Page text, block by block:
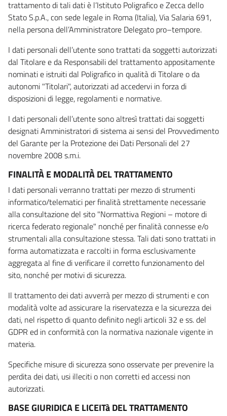
trattamento di tali dati è l’Istituto Poligrafico e Zecca dello
Stato S.p.A., con sede legale in Roma (Italia), Via Salaria 691,
nella persona dell’Amministratore Delegato pro–tempore.
I dati personali dell’utente sono trattati da soggetti autorizzati
dal Titolare e da Responsabili del trattamento appositamente
nominati e istruiti dal Poligrafico in qualità di Titolare o da
autonomi "Titolari", autorizzati ad accedervi in forza di
disposizioni di legge, regolamenti e normative.
I dati personali dell’utente sono altresì trattati dai soggetti
designati Amministratori di sistema ai sensi del Provvedimento
del Garante per la Protezione dei Dati Personali del 27
novembre 2008 s.m.i.
FINALITÀ E MODALITÀ DEL TRATTAMENTO
I dati personali verranno trattati per mezzo di strumenti
informatico/telematici per finalità strettamente necessarie
alla consultazione del sito "Normattiva Regioni – motore di
ricerca federato regionale" nonché per finalità connesse e/o
strumentali alla consultazione stessa. Tali dati sono trattati in
forma automatizzata e raccolti in forma esclusivamente
aggregata al fine di verificare il corretto funzionamento del
sito, nonché per motivi di sicurezza.
Il trattamento dei dati avverrà per mezzo di strumenti e con
modalità volte ad assicurare la riservatezza e la sicurezza dei
dati, nel rispetto di quanto definito negli articoli 32 e ss. del
GDPR ed in conformità con la normativa nazionale vigente in
materia.
Specifiche misure di sicurezza sono osservate per prevenire la
perdita dei dati, usi illeciti o non corretti ed accessi non
autorizzati.
BASE GIURIDICA E LICEITà DEL TRATTAMENTO